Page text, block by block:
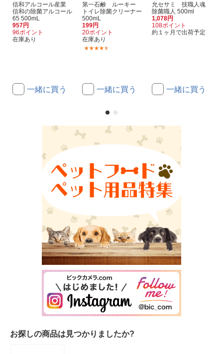
信和アルコール産業
信和の除菌アルコール
65 500mL
957円
96ポイント
在庫あり
一緒に買う
第一石鹸 ルーキー
トイレ除菌クリーナー
500mL
199円
20ポイント
在庫あり
一緒に買う
允セサミ 技職人魂
除菌職人 500ml
1,078円
108ポイント
約１ヶ月で出荷予定
一緒に買う
お探しの商品は見つかりましたか?